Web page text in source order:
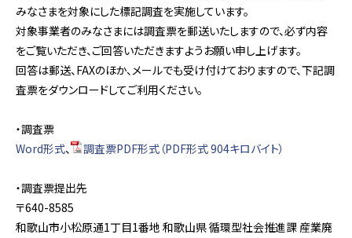
みなさまを対象にした標記調査を実施しています。
対象事業者のみなさまには調査票を郵送いたしますので、必ず内容
をご覧いただき、ご回答いただきますようお願い申し上げます。
回答は郵送、FAXのほか、メールでも受け付けておりますので、下記調
査票をダウンロードしてご利用ください。
・調査票
Word形式、 調査票PDF形式（PDF形式 904キロバイト）
・調査票提出先
〒640-8585
和歌山市小松原通1丁目1番地 和歌山県 循環型社会推進課 産業廃